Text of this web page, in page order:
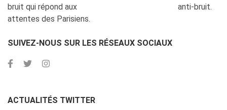
bruit qui répond aux
attentes des Parisiens.
anti-bruit.
SUIVEZ-NOUS SUR LES RÉSEAUX SOCIAUX
ACTUALITÉS TWITTER